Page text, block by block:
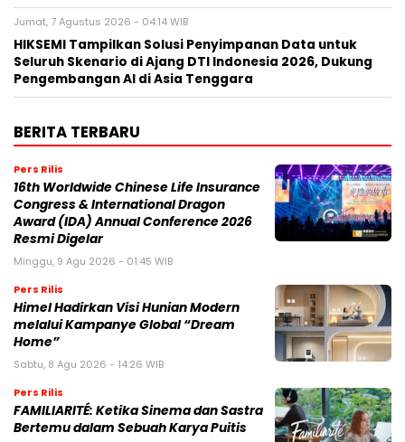
Jumat, 7 Agustus 2026 - 04:14 WIB
HIKSEMI Tampilkan Solusi Penyimpanan Data untuk
Seluruh Skenario di Ajang DTI Indonesia 2026, Dukung
Pengembangan AI di Asia Tenggara
BERITA TERBARU
Pers Rilis
16th Worldwide Chinese Life Insurance
Congress & International Dragon
Award (IDA) Annual Conference 2026
Resmi Digelar
Minggu, 9 Agu 2026 - 01:45 WIB
Pers Rilis
Himel Hadirkan Visi Hunian Modern
melalui Kampanye Global “Dream
Home”
Sabtu, 8 Agu 2026 - 14:26 WIB
Pers Rilis
FAMILIARITÉ: Ketika Sinema dan Sastra
Bertemu dalam Sebuah Karya Puitis